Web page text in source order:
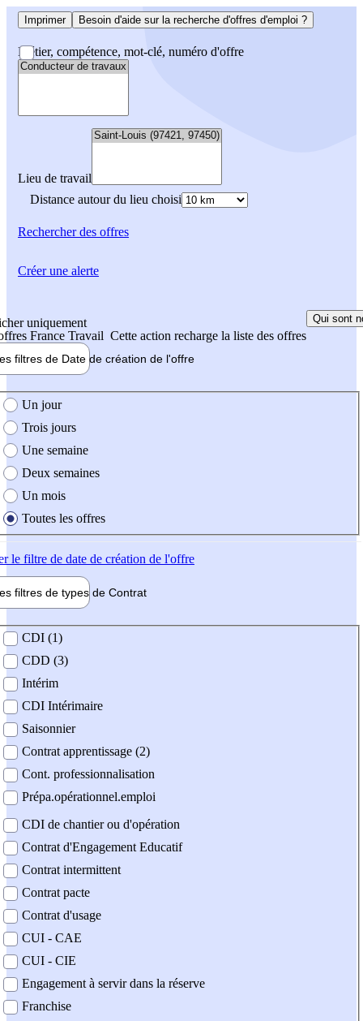
Imprimer Besoin d'aide sur la recherche d'offres d'emploi ?
Métier, compétence, mot-clé, numéro d'offre
Lieu de travail
Distance autour du lieu choisi
Rechercherdes offres
uniquement
France Travail Cette action recharge la liste des offres
Qui sont
filtres de Date de création de l'offre
création de l'offre
Un jour
Trois jours
Une semaine
Deux semaines
Un mois
Toutes les offres
le filtre de date de création de l'offre
filtres de types de Contrat
contrat
CDI (1)
CDD (3)
Intérim
CDI Intérimaire
Saisonnier
Contrat apprentissage (2)
Cont. professionnalisation
Prépa.opérationnel.emploi
CDI de chantier ou d'opération
Contrat d'Engagement Educatif
Contrat intermittent
Contrat pacte
Contrat d'usage
CUI - CAE
CUI - CIE
Engagement à servir dans la réserve
Franchise
Créer une alerte